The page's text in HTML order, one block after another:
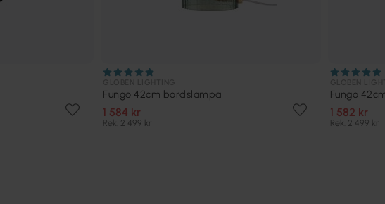
Fungo 42cm bordslampa
1 584 kr
Rek. 2 499 kr
Fungo
1 582 kr
Rek. 2 499 kr